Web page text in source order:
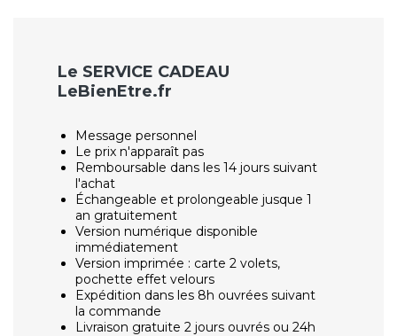
Le SERVICE CADEAU
LeBienEtre.fr
Message personnel
Le prix n'apparaît pas
Remboursable dans les 14 jours suivant
l'achat
Échangeable et prolongeable jusque 1
an gratuitement
Version numérique disponible
immédiatement
Version imprimée : carte 2 volets,
pochette effet velours
Expédition dans les 8h ouvrées suivant
la commande
Livraison gratuite 2 jours ouvrés ou 24h